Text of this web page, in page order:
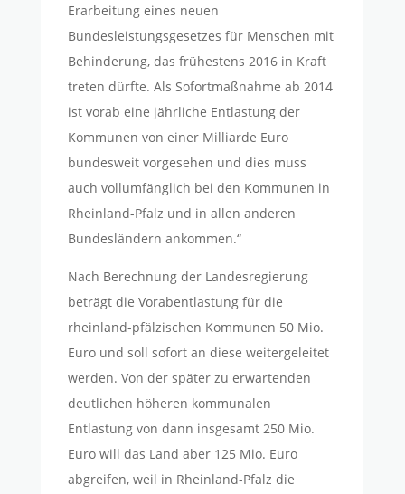
Erarbeitung eines neuen
Bundesleistungsgesetzes für Menschen mit
Behinderung, das frühestens 2016 in Kraft
treten dürfte. Als Sofortmaßnahme ab 2014
ist vorab eine jährliche Entlastung der
Kommunen von einer Milliarde Euro
bundesweit vorgesehen und dies muss
auch vollumfänglich bei den Kommunen in
Rheinland-Pfalz und in allen anderen
Bundesländern ankommen.“
Nach Berechnung der Landesregierung
beträgt die Vorabentlastung für die
rheinland-pfälzischen Kommunen 50 Mio.
Euro und soll sofort an diese weitergeleitet
werden. Von der später zu erwartenden
deutlichen höheren kommunalen
Entlastung von dann insgesamt 250 Mio.
Euro will das Land aber 125 Mio. Euro
abgreifen, weil in Rheinland-Pfalz die